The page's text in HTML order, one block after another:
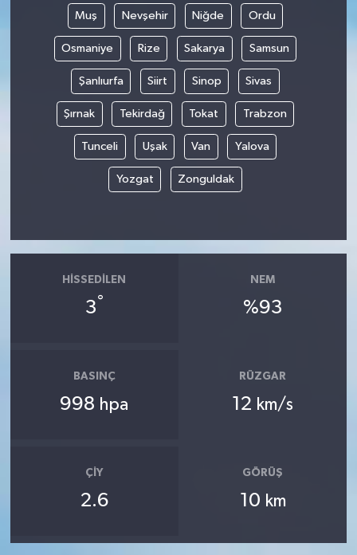
Muş Nevşehir Niğde Ordu
Osmaniye Rize Sakarya Samsun
Şanlıurfa Siirt Sinop Sivas
Şırnak Tekirdağ Tokat Trabzon
Tunceli Uşak Van Yalova
Yozgat Zonguldak
HISSEDILEN
3°
NEM
%93
BASINÇ
998 hpa
RÜZGAR
12 km/s
ÇIY
2.6
GÖRÜŞ
10 km